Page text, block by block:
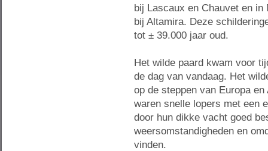
bij Lascaux en Chauvet en in
bij Altamira. Deze
tot ± 39.000 jaar oud.
Het wilde paard kwam voor
de dag van vandaag. Het
op de steppen van Europa
waren snelle lopers met een
door hun dikke vacht goed
weersomstandigheden en
vinden.